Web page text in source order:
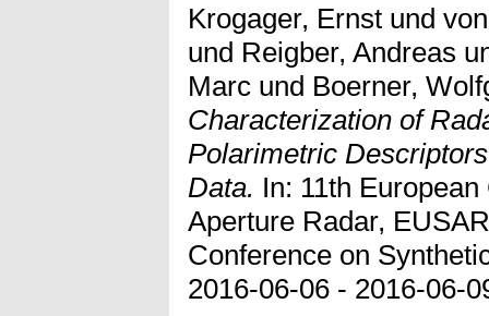
Krogager, Ernst und
und Reigber, Andreas
Marc und Boerner,
Characterization of
Polarimetric
Data. In: 11th
Aperture Radar,
Conference on
2016-06-06 - 2016-06-